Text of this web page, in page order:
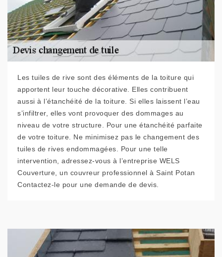
Les tuiles de rive sont des éléments de la toiture qui
apportent leur touche décorative. Elles contribuent
aussi à l’étanchéité de la toiture. Si elles laissent l’eau
s’infiltrer, elles vont provoquer des dommages au
niveau de votre structure. Pour une étanchéité parfaite
de votre toiture. Ne minimisez pas le changement des
tuiles de rives endommagées. Pour une telle
intervention, adressez-vous à l’entreprise WELS
Couverture, un couvreur professionnel à Saint Potan
Contactez-le pour une demande de devis.